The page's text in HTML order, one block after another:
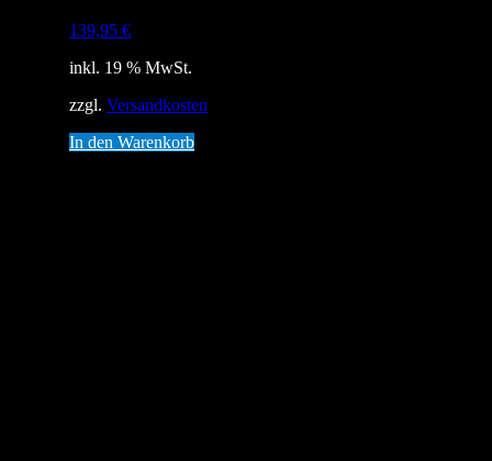
139,95 €
inkl. 19 % MwSt.
zzgl. Versandkosten
In den Warenkorb